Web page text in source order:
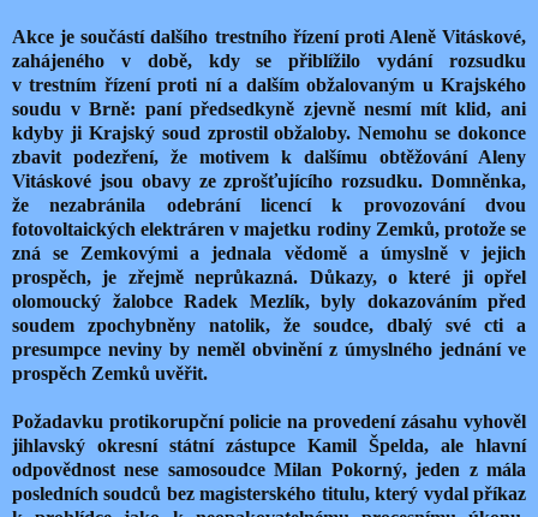
Akce je součástí dalšího trestního řízení proti Aleně Vitáskové,
zahájeného v době, kdy se přiblížilo vydání rozsudku
v trestním řízení proti ní a dalším obžalovaným u Krajského
soudu v Brně: paní předsedkyně zjevně nesmí mít klid, ani
kdyby ji Krajský soud zprostil obžaloby. Nemohu se dokonce
zbavit podezření, že motivem k dalšímu obtěžování Aleny
Vitáskové jsou obavy ze zprošťujícího rozsudku. Domněnka,
že nezabránila odebrání licencí k provozování dvou
fotovoltaických elektráren v majetku rodiny Zemků, protože se
zná se Zemkovými a jednala vědomě a úmyslně v jejich
prospěch, je zřejmě neprůkazná. Důkazy, o které ji opřel
olomoucký žalobce Radek Mezlík, byly dokazováním před
soudem zpochybněny natolik, že soudce, dbalý své cti a
presumpce neviny by neměl obvinění z úmyslného jednání ve
prospěch Zemků uvěřit.
Požadavku protikorupční policie na provedení zásahu vyhověl
jihlavský okresní státní zástupce Kamil Špelda, ale hlavní
odpovědnost nese samosoudce Milan Pokorný, jeden z mála
posledních soudců bez magisterského titulu, který vydal příkaz